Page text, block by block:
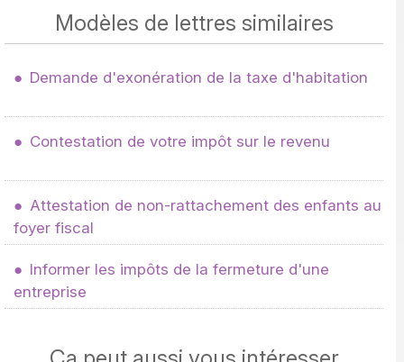
Modèles de lettres similaires
Demande d'exonération de la taxe d'habitation
Contestation de votre impôt sur le revenu
Attestation de non-rattachement des enfants au
foyer fiscal
Informer les impôts de la fermeture d'une
entreprise